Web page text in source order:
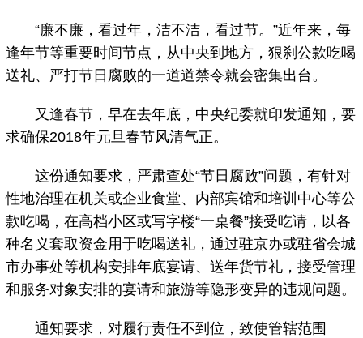
“廉不廉，看过年，洁不洁，看过节。”近年来，每
逢年节等重要时间节点，从中央到地方，狠刹公款吃喝
送礼、严打节日腐败的一道道禁令就会密集出台。
又逢春节，早在去年底，中央纪委就印发通知，要
求确保2018年元旦春节风清气正。
这份通知要求，严肃查处“节日腐败”问题，有针对
性地治理在机关或企业食堂、内部宾馆和培训中心等公
款吃喝，在高档小区或写字楼“一桌餐”接受吃请，以各
种名义套取资金用于吃喝送礼，通过驻京办或驻省会城
市办事处等机构安排年底宴请、送年货节礼，接受管理
和服务对象安排的宴请和旅游等隐形变异的违规问题。
通知要求，对履行责任不到位，致使管辖范围